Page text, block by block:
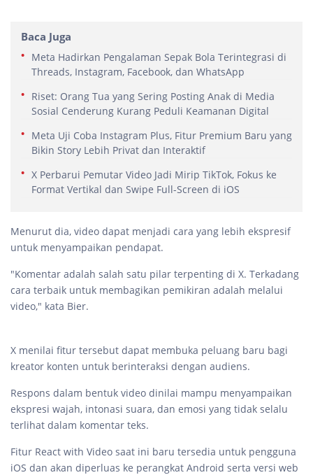
Baca Juga
Meta Hadirkan Pengalaman Sepak Bola Terintegrasi di
Threads, Instagram, Facebook, dan WhatsApp
Riset: Orang Tua yang Sering Posting Anak di Media
Sosial Cenderung Kurang Peduli Keamanan Digital
Meta Uji Coba Instagram Plus, Fitur Premium Baru yang
Bikin Story Lebih Privat dan Interaktif
X Perbarui Pemutar Video Jadi Mirip TikTok, Fokus ke
Format Vertikal dan Swipe Full-Screen di iOS
Menurut dia, video dapat menjadi cara yang lebih ekspresif
untuk menyampaikan pendapat.
"Komentar adalah salah satu pilar terpenting di X. Terkadang
cara terbaik untuk membagikan pemikiran adalah melalui
video," kata Bier.
X menilai fitur tersebut dapat membuka peluang baru bagi
kreator konten untuk berinteraksi dengan audiens.
Respons dalam bentuk video dinilai mampu menyampaikan
ekspresi wajah, intonasi suara, dan emosi yang tidak selalu
terlihat dalam komentar teks.
Fitur React with Video saat ini baru tersedia untuk pengguna
iOS dan akan diperluas ke perangkat Android serta versi web